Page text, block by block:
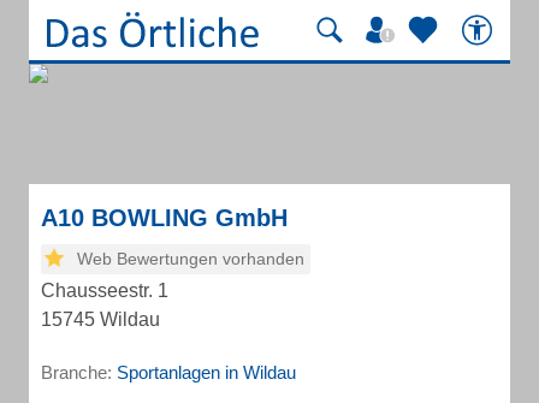
A10 BOWLING GmbH
Web Bewertungen vorhanden
Chausseestr. 1
15745 Wildau
Branche: Sportanlagen in Wildau